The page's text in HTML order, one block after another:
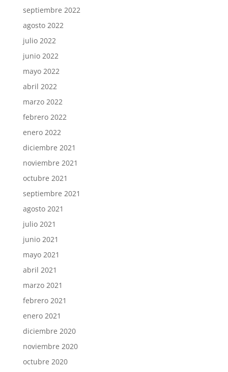
septiembre 2022
agosto 2022
julio 2022
junio 2022
mayo 2022
abril 2022
marzo 2022
febrero 2022
enero 2022
diciembre 2021
noviembre 2021
octubre 2021
septiembre 2021
agosto 2021
julio 2021
junio 2021
mayo 2021
abril 2021
marzo 2021
febrero 2021
enero 2021
diciembre 2020
noviembre 2020
octubre 2020